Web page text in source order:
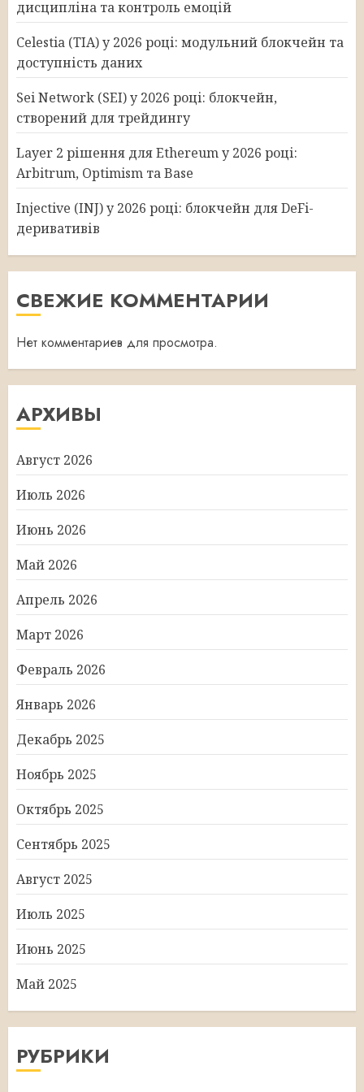
дисципліна та контроль емоцій
Celestia (TIA) у 2026 році: модульний блокчейн та
доступність даних
Sei Network (SEI) у 2026 році: блокчейн,
створений для трейдингу
Layer 2 рішення для Ethereum у 2026 році:
Arbitrum, Optimism та Base
Injective (INJ) у 2026 році: блокчейн для DeFi-
деривативів
СВЕЖИЕ КОММЕНТАРИИ
Нет комментариев для просмотра.
АРХИВЫ
Август 2026
Июль 2026
Июнь 2026
Май 2026
Апрель 2026
Март 2026
Февраль 2026
Январь 2026
Декабрь 2025
Ноябрь 2025
Октябрь 2025
Сентябрь 2025
Август 2025
Июль 2025
Июнь 2025
Май 2025
РУБРИКИ